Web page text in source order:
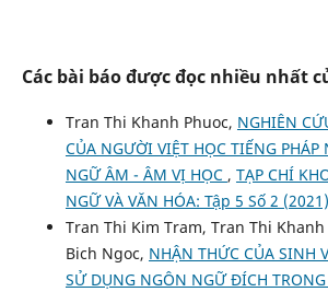
Các bài báo được đọc nhiều nhất
Tran Thi Khanh Phuoc, NGHIÊN
CỦA NGƯỜI VIỆT HỌC TIẾNG
NGỮ ÂM - ÂM VỊ HỌC , TẠP CHÍ
NGỮ VÀ VĂN HÓA: Tập 5 Số 2 (2021)
Tran Thi Kim Tram, Tran Thi
Bich Ngoc, NHẬN THỨC CỦA SINH
SỬ DỤNG NGÔN NGỮ ĐÍCH